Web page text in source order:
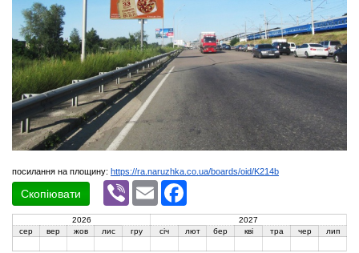
посилання на площину: https://ra.naruzhka.co.ua/boards/oid/K214b
Скопіювати
Viber Email
2026
2027
сер
вер жов лис гру січ лют бер кві тра чер лип